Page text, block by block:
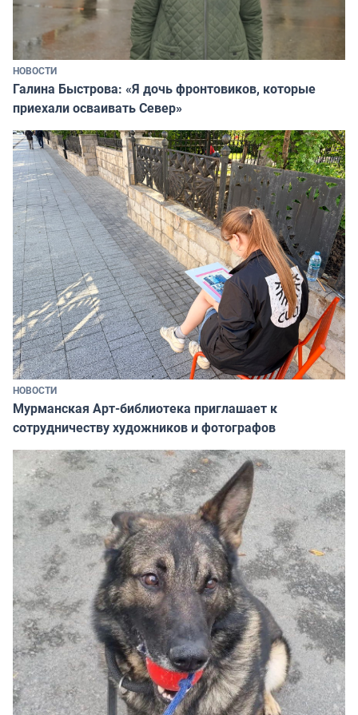
НОВОСТИ
Галина Быстрова: «Я дочь фронтовиков, которые
приехали осваивать Север»
НОВОСТИ
Мурманская Арт-библиотека приглашает к
сотрудничеству художников и фотографов